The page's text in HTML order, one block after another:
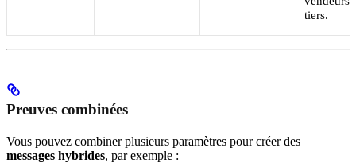
tiers.
Preuves combinées
Vous pouvez combiner plusieurs paramètres pour créer des
messages hybrides, par exemple :